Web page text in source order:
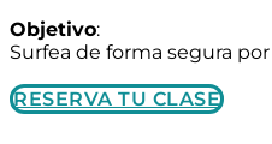
Objetivo:
Surfea de forma segura
RESERVA TU CLASE